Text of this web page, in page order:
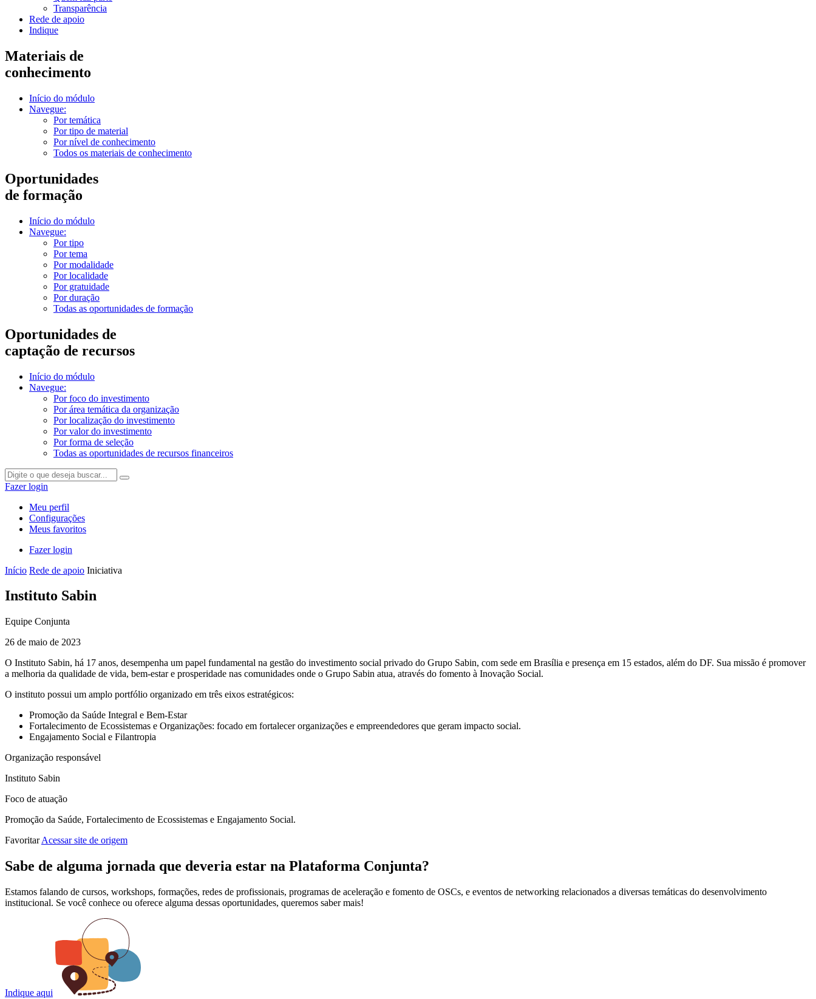
Transparência
Rede de apoio
Indique
Materiais de
conhecimento
Início do módulo
Navegue:
Por temática
Por tipo de material
Por nível de conhecimento
Todos os materiais de conhecimento
Oportunidades
de formação
Início do módulo
Navegue:
Por tipo
Por tema
Por modalidade
Por localidade
Por gratuidade
Por duração
Todas as oportunidades de formação
Oportunidades de
captação de recursos
Início do módulo
Navegue:
Por foco do investimento
Por área temática da organização
Por localização do investimento
Por valor do investimento
Por forma de seleção
Todas as oportunidades de recursos financeiros
Fazer login
Meu perfil
Configurações
Meus favoritos
Fazer login
Início Rede de apoio Iniciativa
Instituto Sabin
Equipe Conjunta
26 de maio de 2023
O Instituto Sabin, há 17 anos, desempenha um papel fundamental na gestão do investimento social privado do Grupo Sabin, com sede em Brasília e presença em 15 estados, além do DF. Sua missão é promover
a melhoria da qualidade de vida, bem-estar e prosperidade nas comunidades onde o Grupo Sabin atua, através do fomento à Inovação Social.
O instituto possui um amplo portfólio organizado em três eixos estratégicos:
Promoção da Saúde Integral e Bem-Estar
Fortalecimento de Ecossistemas e Organizações: focado em fortalecer organizações e empreendedores que geram impacto social.
Engajamento Social e Filantropia
Organização responsável
Instituto Sabin
Foco de atuação
Promoção da Saúde, Fortalecimento de Ecossistemas e Engajamento Social.
Favoritar Acessar site de origem
Sabe de alguma jornada que deveria estar na Plataforma Conjunta?
Estamos falando de cursos, workshops, formações, redes de profissionais, programas de aceleração e fomento de OSCs, e eventos de networking relacionados a diversas temáticas do desenvolvimento
institucional. Se você conhece ou oferece alguma dessas oportunidades, queremos saber mais!
Indique aqui